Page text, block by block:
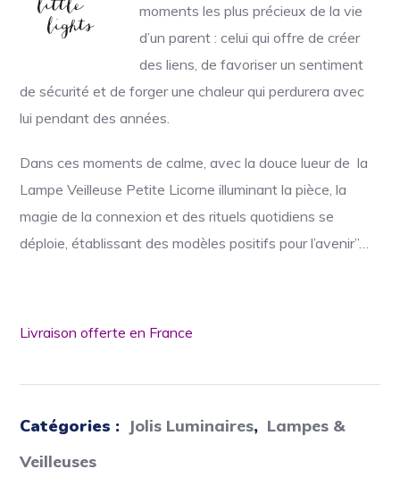
moments les plus précieux de la vie
d’un parent : celui qui offre de créer
des liens, de favoriser un sentiment
de sécurité et de forger une chaleur qui perdurera avec
lui pendant des années.
Dans ces moments de calme, avec la douce lueur de la
Lampe Veilleuse Petite Licorne illuminant la pièce, la
magie de la connexion et des rituels quotidiens se
déploie, établissant des modèles positifs pour l’avenir”…
Livraison offerte en France
Catégories : Jolis Luminaires, Lampes &
Veilleuses